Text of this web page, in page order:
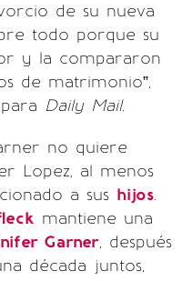
de su nueva
todo porque su
y la compararon
de matrimonio”,
Daily Mail.
no quiere
Lopez, al menos
a sus hijos.
mantiene una
Garner, después
década juntos,